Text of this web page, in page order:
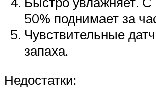
50% поднимает за
Чувствительные
запаха.
Недостатки: